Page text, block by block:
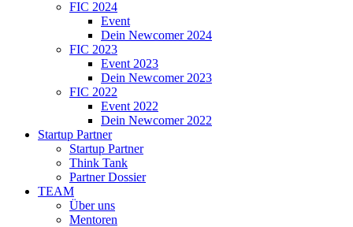
FIC 2024
Event
Dein Newcomer 2024
FIC 2023
Event 2023
Dein Newcomer 2023
FIC 2022
Event 2022
Dein Newcomer 2022
Startup Partner
Startup Partner
Think Tank
Partner Dossier
TEAM
Über uns
Mentoren